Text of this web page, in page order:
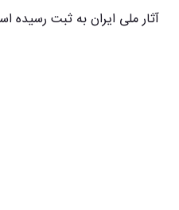
آثار ملی ایران به ثبت رسیده